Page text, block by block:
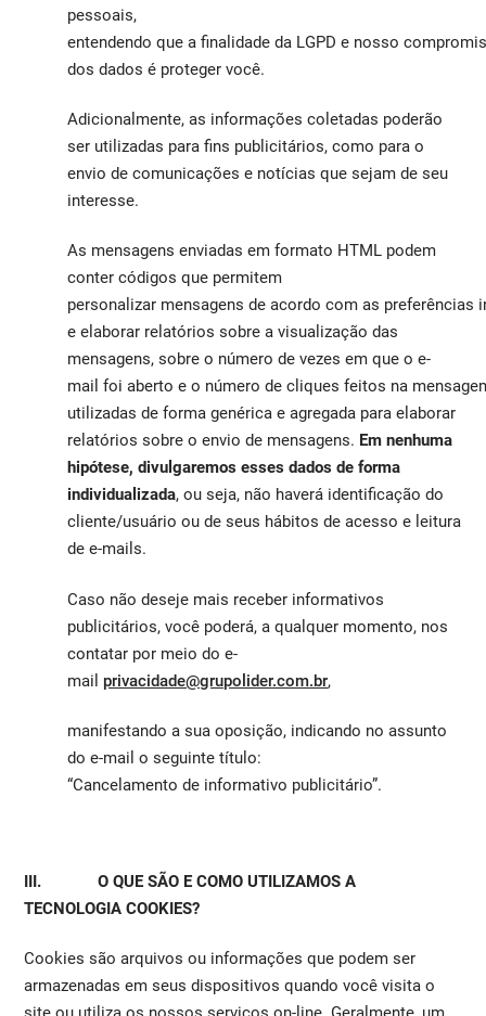
pessoais,
entendendo que a finalidade da LGPD e nosso
dos dados é proteger você.
Adicionalmente, as informações coletadas poderão
ser utilizadas para fins publicitários, como para o
envio de comunicações e notícias que sejam de seu
interesse.
As mensagens enviadas em formato HTML podem
conter códigos que permitem
personalizar mensagens de acordo com as preferências
e elaborar relatórios sobre a visualização das
mensagens, sobre o número de vezes em que o e-
mail foi aberto e o número de cliques feitos na
utilizadas de forma genérica e agregada para elaborar
relatórios sobre o envio de mensagens. Em nenhuma
hipótese, divulgaremos esses dados de forma
individualizada, ou seja, não haverá identificação do
cliente/usuário ou de seus hábitos de acesso e leitura
de e-mails.
Caso não deseje mais receber informativos
publicitários, você poderá, a qualquer momento, nos
contatar por meio do e-
mail privacidade@grupolider.com.br,
manifestando a sua oposição, indicando no assunto
do e-mail o seguinte título:
“Cancelamento de informativo publicitário”.
III. O QUE SÃO E COMO UTILIZAMOS A
TECNOLOGIA COOKIES?
Cookies são arquivos ou informações que podem ser
armazenadas em seus dispositivos quando você visita o